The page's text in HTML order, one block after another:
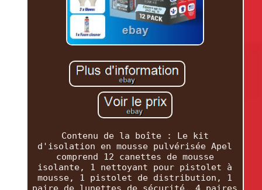
Contenu de la boîte : Le kit
d'isolation en mousse pulvérisée Apel
comprend 12 canettes de mousse
isolante, 1 nettoyant pour pistolet à
mousse, 1 pistolet de distribution, 1